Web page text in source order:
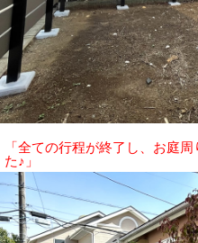
「全ての行程が終了し、お庭
た♪」